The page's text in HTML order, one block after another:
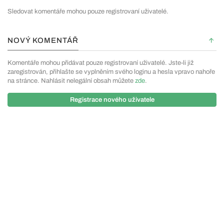
Sledovat komentáře mohou pouze registrovaní uživatelé.
NOVÝ KOMENTÁŘ
Komentáře mohou přidávat pouze registrovaní uživatelé. Jste-li již
zaregistrován, přihlašte se vyplněním svého loginu a hesla vpravo nahoře
na stránce. Nahlásit nelegální obsah můžete zde.
Registrace nového uživatele